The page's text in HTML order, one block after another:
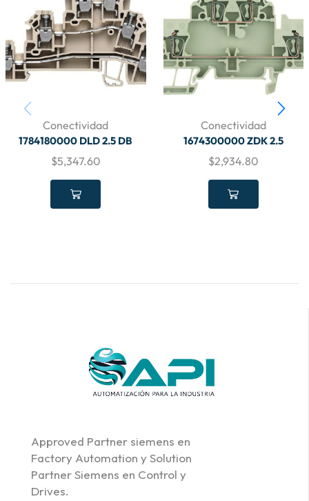
Conectividad
1784180000 DLD 2.5 DB
$5,347.60
Conectividad
1674300000 ZDK 2.5
$2,934.80
Approved Partner siemens en
Factory Automation y Solution
Partner Siemens en Control y
Drives.